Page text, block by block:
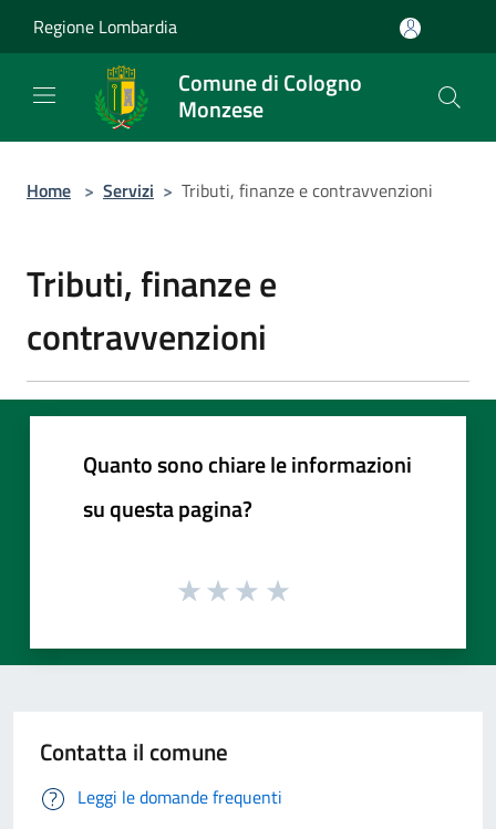
Regione Lombardia
Comune di Cologno
Monzese
Home > Servizi > Tributi, finanze e contravvenzioni
Tributi, finanze e
contravvenzioni
Quanto sono chiare le informazioni
su questa pagina?
Contatta il comune
Leggi le domande frequenti